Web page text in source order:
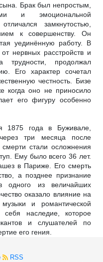
Брак был непростым,
и эмоциональной
замкнутостью,
к совершенству. Он
уединённую работу. В
нервных расстройств и
трудности, продолжал
Его характер сочетал
честность. Бизе
когда оно не приносило
его фигуру особенно
года в Буживале,
три месяца после
стали осложнения
Ему было всего 36 лет.
в Париже. Его смерть
а позднее признание
одного из величайших
оказало влияние на
и романтической
себя наследие, которое
и слушателей по
его гения.
RSS